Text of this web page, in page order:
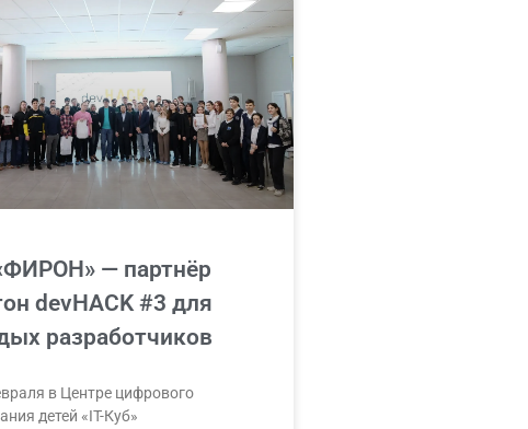
— партнёр
devHACK #3 для
разработчиков
в Центре цифрового
детей «IT-Куб»